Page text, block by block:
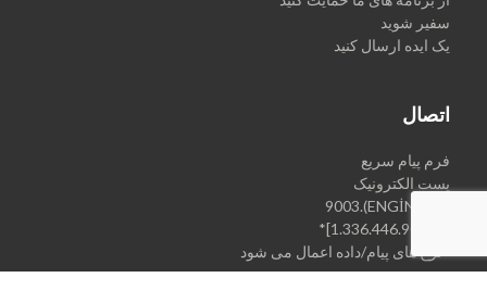
سفیر شوید
یک ایده ارسال کنید
اتصال
فرم پیام سریع
پست الکترونیک
*نرخ های پیام/داده اعمال می شود